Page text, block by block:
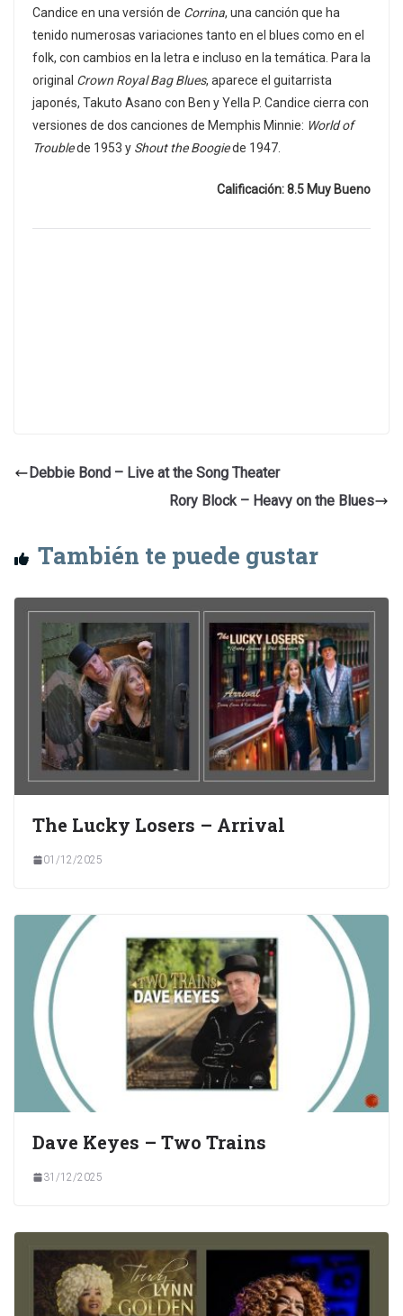
Candice en una versión de Corrina, una canción que ha
tenido numerosas variaciones tanto en el blues como en el
folk, con cambios en la letra e incluso en la temática. Para la
original Crown Royal Bag Blues, aparece el guitarrista
japonés, Takuto Asano con Ben y Yella P. Candice cierra con
versiones de dos canciones de Memphis Minnie: World of
Troublede 1953 y Shout the Boogiede 1947.
Calificación: 8.5 Muy Bueno
Debbie Bond – Live at the Song Theater
Rory Block – Heavy on the Blues
También te puede gustar
The Lucky Losers – Arrival
01/12/2025
Dave Keyes – Two Trains
31/12/2025